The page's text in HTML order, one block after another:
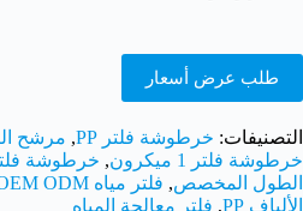
طلب عرض أسعار
التصنيفات: خرطوشة فلتر PP , مرشح
خرطوشة فلتر 1 ميكرون
, خرطوشة فلتر 5
الطول المخصص, فلتر مياه OEM ODM
الألياف PP
, فلتر معالجة المياه